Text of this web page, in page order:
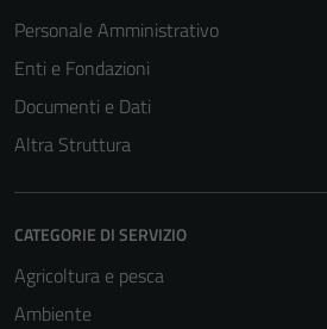
Personale Amministrativo
Enti e Fondazioni
Documenti e Dati
Altra Struttura
CATEGORIE DI SERVIZIO
Agricoltura e pesca
Ambiente